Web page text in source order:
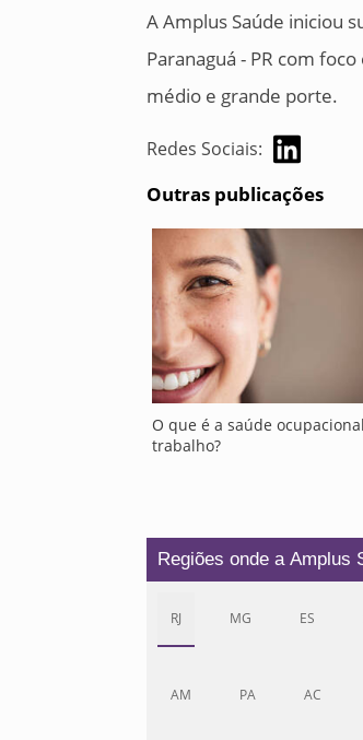
A Amplus Saúde iniciou
Paranaguá - PR com
médio e grande porte.
Redes Sociais:
Outras publicações
O que é a saúde
trabalho?
Regiões onde a Amplus
RJ MG ES
AM PA AC